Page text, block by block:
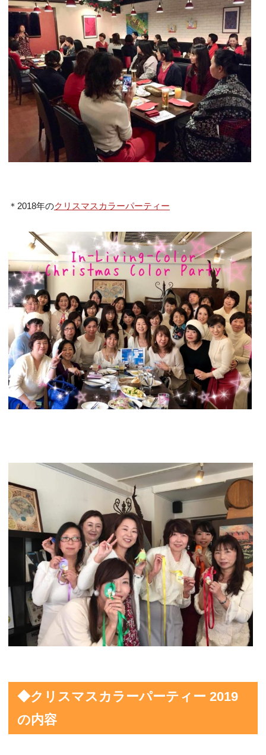
＊2018年のクリスマスカラーパーティー
◆クリスマスカラーパーティー 2019
の内容